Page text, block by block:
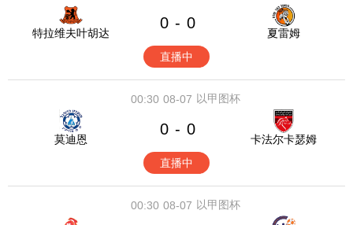
特拉维夫叶胡达
0 - 0
夏雷姆
直播中
08-07
00:30 以甲图杯
莫迪恩
0 - 0
卡法尔卡瑟姆
直播中
08-07
00:30 以甲图杯